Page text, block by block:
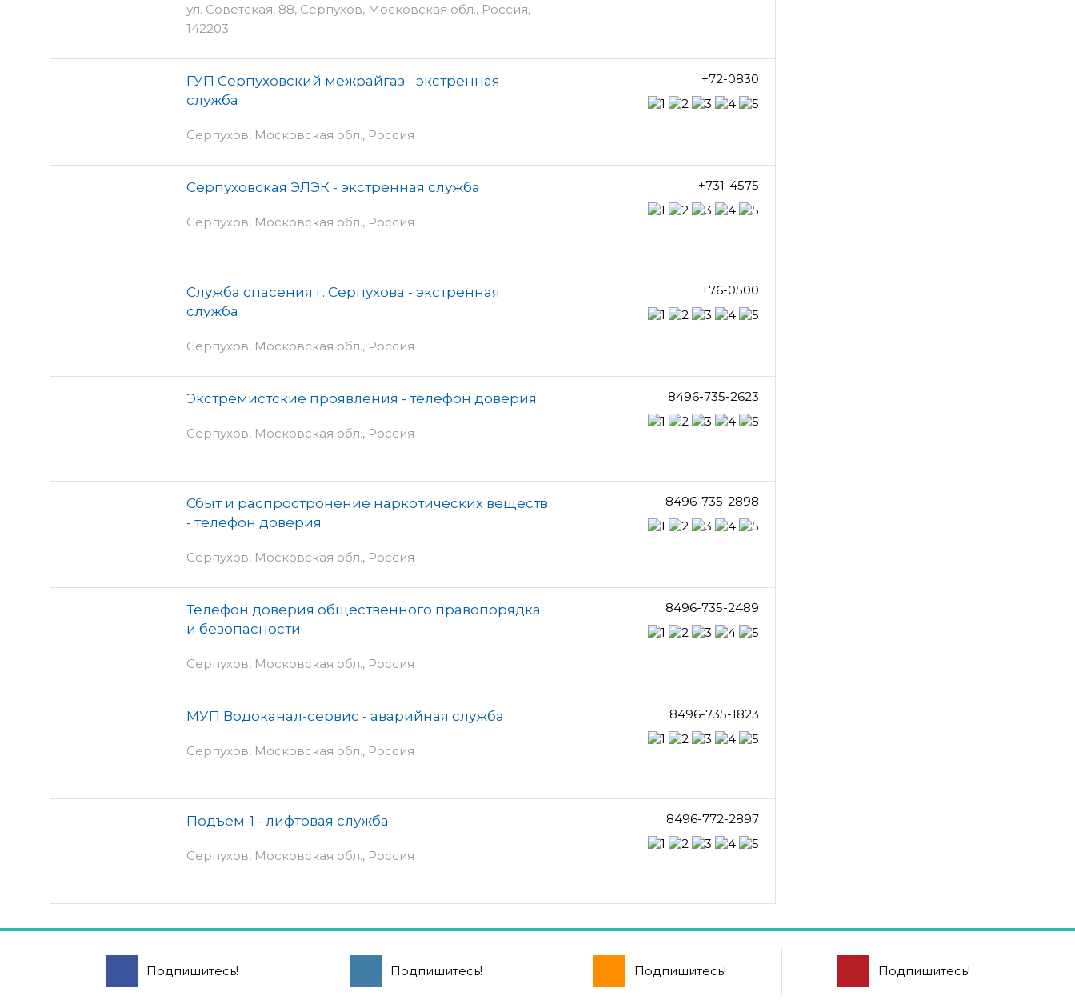
ул. Советская, 88, Серпухов, Московская обл., Россия,
142203
ГУП Серпуховский межрайгаз - экстренная
служба
Серпухов, Московская обл., Россия
+72-0830
Серпуховская ЭЛЭК - экстренная служба
Серпухов, Московская обл., Россия
+731-4575
Служба спасения г. Серпухова - экстренная
служба
Серпухов, Московская обл., Россия
+76-0500
Экстремистские проявления - телефон доверия
Серпухов, Московская обл., Россия
8496-735-2623
Сбыт и распростронение наркотических веществ
- телефон доверия
Серпухов, Московская обл., Россия
8496-735-2898
Телефон доверия общественного правопорядка
и безопасности
Серпухов, Московская обл., Россия
8496-735-2489
МУП Водоканал-сервис - аварийная служба
Серпухов, Московская обл., Россия
8496-735-1823
Подъем-1 - лифтовая служба
Серпухов, Московская обл., Россия
8496-772-2897
Подпишитесь! Подпишитесь! Подпишитесь! Подпишитесь!